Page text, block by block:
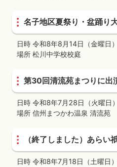
名子地区夏祭り・盆踊り
日時 令和8年8月14日（金曜日
場所 松川中学校校庭
第30回清流苑まつりに出
日時 令和8年7月28日（火曜日
場所 信州まつかわ温泉 清流苑
（終了しました）あらい
日時 令和8年7月18日（土曜日